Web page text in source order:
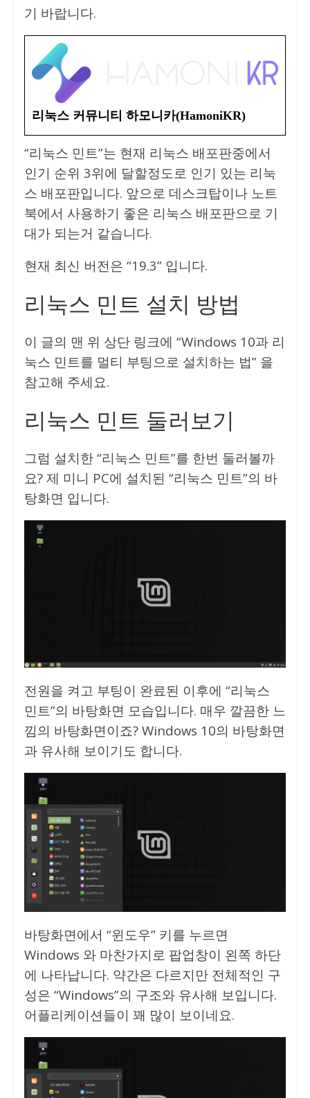
기 바랍니다.
리눅스 커뮤니티 하모니카(HamoniKR)
“리눅스 민트”는 현재 리눅스 배포판중에서
인기 순위 3위에 달할정도로 인기 있는 리눅
스 배포판입니다. 앞으로 데스크탑이나 노트
북에서 사용하기 좋은 리눅스 배포판으로 기
대가 되는거 같습니다.
현재 최신 버전은 “19.3” 입니다.
리눅스 민트 설치 방법
이 글의 맨 위 상단 링크에 “Windows 10과 리
눅스 민트를 멀티 부팅으로 설치하는 법” 을
참고해 주세요.
리눅스 민트 둘러보기
그럼 설치한 “리눅스 민트”를 한번 둘러볼까
요? 제 미니 PC에 설치된 “리눅스 민트”의 바
탕화면 입니다.
전원을 켜고 부팅이 완료된 이후에 “리눅스
민트”의 바탕화면 모습입니다. 매우 깔끔한 느
낌의 바탕화면이죠? Windows 10의 바탕화면
과 유사해 보이기도 합니다.
바탕화면에서 “윈도우” 키를 누르면
Windows 와 마찬가지로 팝업창이 왼쪽 하단
에 나타납니다. 약간은 다르지만 전체적인 구
성은 “Windows”의 구조와 유사해 보입니다.
어플리케이션들이 꽤 많이 보이네요.